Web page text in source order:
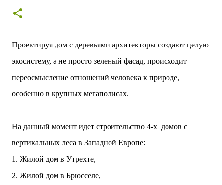
исторический контекст. Комплекс состоит из
м²) и «Opale & Sens» (38 квартир, включая 11
доступных, площадь 2 845 м²). В общей сложности
строгих норм пожарной безопасности,
принципов биоразнообразия и социальной
получением престижной награды «Серебряная
застройщиков Окситании в 2024 году. Концепция
«Jardins Secrets» — это современный
стремились объединить память о военном
Проектируя дом с деревьями архитекторы создают целую
экосистему, а не просто зеленый фасад, происходит
переосмысление отношений человека к природе,
особенно в крупных мегаполисах.
На данный момент идет строительство 4-х домов с
вертикальных леса в Западной Европе:
1. Жилой дом в Утрехте,
2. Жилой дом в Брюсселе,